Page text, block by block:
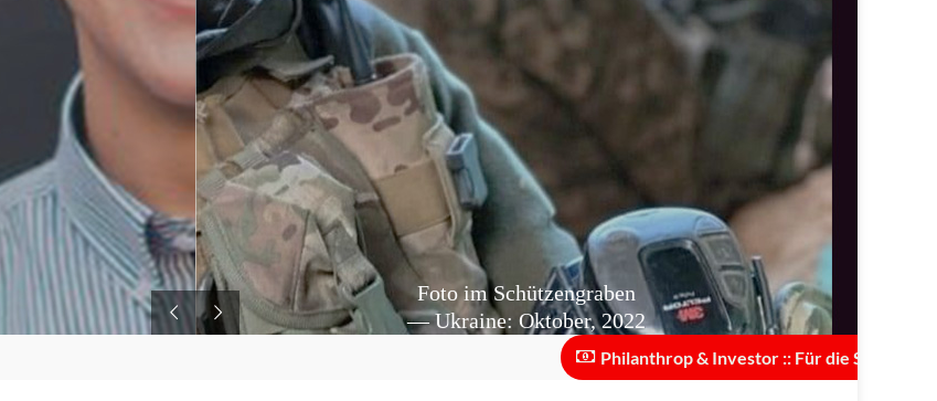
Foto im Schützengraben
— Ukraine: Oktober, 2022
Philanthrop & Investor :: Für die Skalierung des